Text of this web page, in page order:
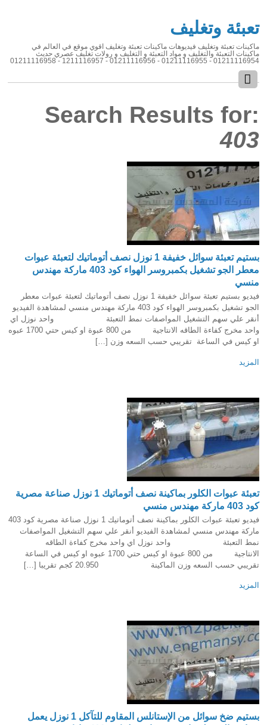
تعبئة وتغليف
ماكينات تعبئة وتغليف فيديوهات ماكينات تعبئة وتغليف اقوي موقع في العالم في
ماكينات التعبئة والتغليف و مواد التعبئة و التغليف و رولات تغليف عصري حديث
01211116954 - 01211116955 - 01211116956 - 1211116957 - 01211116958
Search Results for:
403
بستيم تعبئة سوائل خفيفة 1 نوزل نصف أتوماتيك لتعبئة عبوات
معطر الجو تشغيل بكمبروسر الهواء كود 403 ماركة مهندس
منسي
فيديو بستيم تعبئة سوائل خفيفة 1 نوزل نصف أتوماتيك لتعبئة عبوات معطر
الجو تشغيل بكمبروسر الهواء كود 403 ماركة مهندس منسي لمشاهدة الفيديو
أنقر علي سهم التشغيل المواصفات نمط التعبئة واحد نوزل اي
واحد مخرج كفاءة الطاقه الانتاجية من 800 عبوة او كيس حتي 1700 عبوه
او كيس في الساعة تقريبي حسب السعه وزن […]
المزيد
تعبئة عبوات الكلور بماكينة نصف أتوماتيك 1 نوزل صناعة مصرية
كود 403 ماركة مهندس منسي
فيديو تعبئة عبوات الكلور بماكينة نصف أتوماتيك 1 نوزل صناعة مصرية كود 403
ماركة مهندس منسي لمشاهدة الفيديو أنقر علي سهم التشغيل المواصفات
نمط التعبئة واحد نوزل اي واحد مخرج كفاءة الطاقه
الانتاجية من 800 عبوة او كيس حتي 1700 عبوه او كيس في الساعة
تقريبي حسب السعه وزن الماكينة 20.950 كجم تقريبا […]
المزيد
بستيم ضخ سوائل من الإستانلس المقاوم للتآكل 1 نوزل يعمل